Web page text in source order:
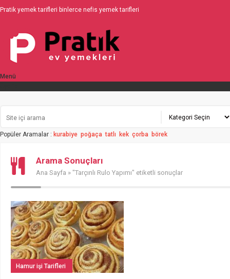
Pratik yemek tarifleri binlerce nefis yemek tarifleri
Menü
Popüler Aramalar : kurabiye poğaça tatlı kek çorba börek
Arama Sonuçları
Ana Sayfa » "Tarçınlı Rulo Yapımı" etiketli sonuçlar
Hamur işi Tarifleri